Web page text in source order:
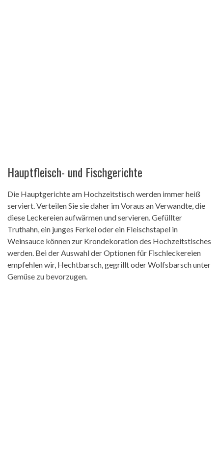
Hauptfleisch- und Fischgerichte
Die Hauptgerichte am Hochzeitstisch werden immer heiß
serviert. Verteilen Sie sie daher im Voraus an Verwandte, die
diese Leckereien aufwärmen und servieren. Gefüllter
Truthahn, ein junges Ferkel oder ein Fleischstapel in
Weinsauce können zur Krondekoration des Hochzeitstisches
werden. Bei der Auswahl der Optionen für Fischleckereien
empfehlen wir, Hechtbarsch, gegrillt oder Wolfsbarsch unter
Gemüse zu bevorzugen.